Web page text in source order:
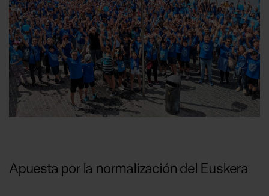
Apuesta por la normalización del Euskera